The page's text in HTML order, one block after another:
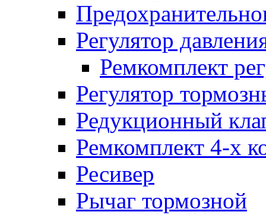
Регулятор
Ремкомплект
Регулятор
Редукционный
Ремкомплект 4-х
Ресивер
Рычаг тормозной